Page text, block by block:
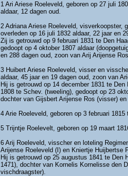
1 Ari Ariese Roeleveld, geboren op 27 juli
aldaar, 12 dagen oud.
2 Adriana Ariese Roeleveld, visverkoopster,
overleden op 16 juli 1832 aldaar, 22 jaar en
Zij is getrouwd op 9 februari 1831 te Den
gedoopt op 4 oktober 1807 aldaar
en 288 dagen oud, zoon van Arij Arijense
3 Huibert Ariese Roeleveld, visser en
aldaar, 45 jaar en 19 dagen oud, zoon van
Hij is getrouwd op 14 december 1831 te
1808 te Schev. (tweeling), gedoopt op 23
dochter van Gijsbert Arijense Ros (visser)
4 Arie Roeleveld, geboren op 3 februari
5 Trijntje Roelevelt, geboren op 19 maart
6 Arij Roeleveld, visscher en loteling
Arijense Roeleveld (I) en Kniertje Huijbertse
Hij is getrouwd op 25 augustus 1841 te Den
1471), dochter van Kornelis Kornelisse den
vischdraagster).